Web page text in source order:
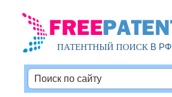
ПАТЕНТНЫЙ ПОИСКВ РФ